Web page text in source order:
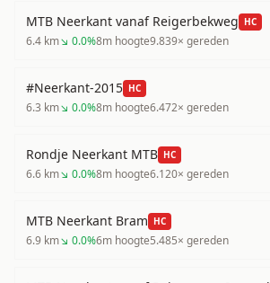
MTB Neerkant vanaf Reigerbekweg HC
6.4 km↘ 0.0%8m hoogte9.839× gereden
#Neerkant-2015 HC
6.3 km↘ 0.0%8m hoogte6.472× gereden
Rondje Neerkant MTB HC
6.6 km↘ 0.0%8m hoogte6.120× gereden
MTB Neerkant Bram HC
6.9 km↘ 0.0%6m hoogte5.485× gereden